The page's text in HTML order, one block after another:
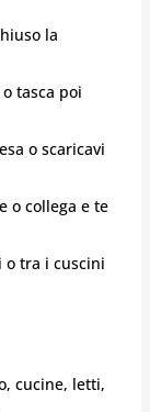
la
tasca poi
o scaricavi
o collega e te
o tra i cuscini
cucine, letti,